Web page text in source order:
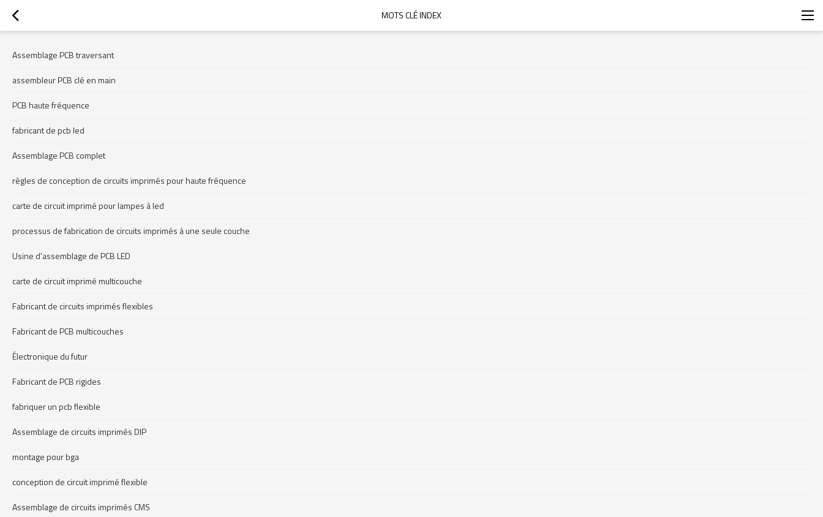
MOTS CLÉ INDEX
Assemblage PCB traversant
assembleur PCB clé en main
PCB haute fréquence
fabricant de pcb led
Assemblage PCB complet
règles de conception de circuits imprimés pour haute fréquence
carte de circuit imprimé pour lampes à led
processus de fabrication de circuits imprimés à une seule couche
Usine d'assemblage de PCB LED
carte de circuit imprimé multicouche
Fabricant de circuits imprimés flexibles
Fabricant de PCB multicouches
Électronique du futur
Fabricant de PCB rigides
fabriquer un pcb flexible
Assemblage de circuits imprimés DIP
montage pour bga
conception de circuit imprimé flexible
Assemblage de circuits imprimés CMS